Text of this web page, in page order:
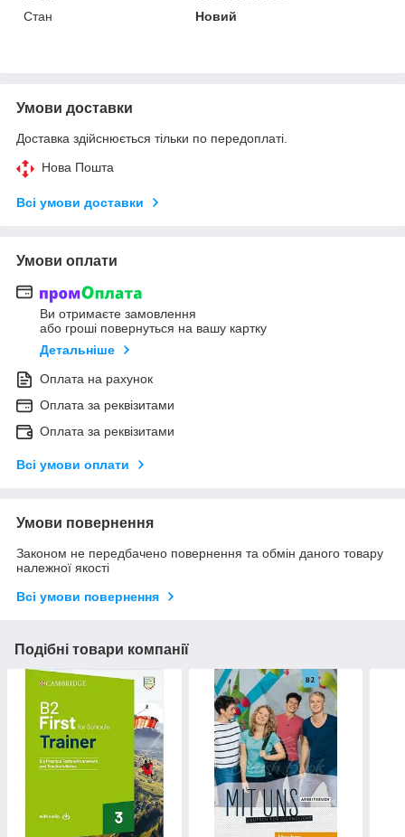
Стан
Новий
Умови доставки
Доставка здійснюється тільки по передоплаті.
Нова Пошта
Всі умови доставки
Умови оплати
Ви отримаєте замовлення
або гроші повернуться на вашу картку
Детальніше
Оплата на рахунок
Оплата за реквізитами
Оплата за реквізитами
Всі умови оплати
Умови повернення
Законом не передбачено повернення та обмін даного товару
належної якості
Всі умови повернення
Подібні товари компанії